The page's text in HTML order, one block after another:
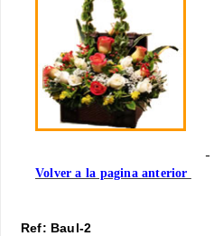
Volver a la pagina anterior
Ref: Baul-2